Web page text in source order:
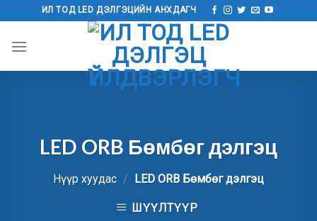
руу
алгасах
ИЛ ТОД LED ДЭЛГЭЦИЙН АНХДАГЧ
LED ORB Бөмбөг дэлгэц
Нүүр хуудас / LED ORB Бөмбөг дэлгэц
ШҮҮЛТҮҮР